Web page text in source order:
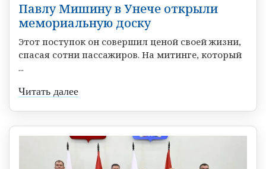
Павлу Мишину в Унече открыли
мемориальную доску
Этот поступок он совершил ценой своей жизни,
спасая сотни пассажиров. На митинге, который
...
Читать далее